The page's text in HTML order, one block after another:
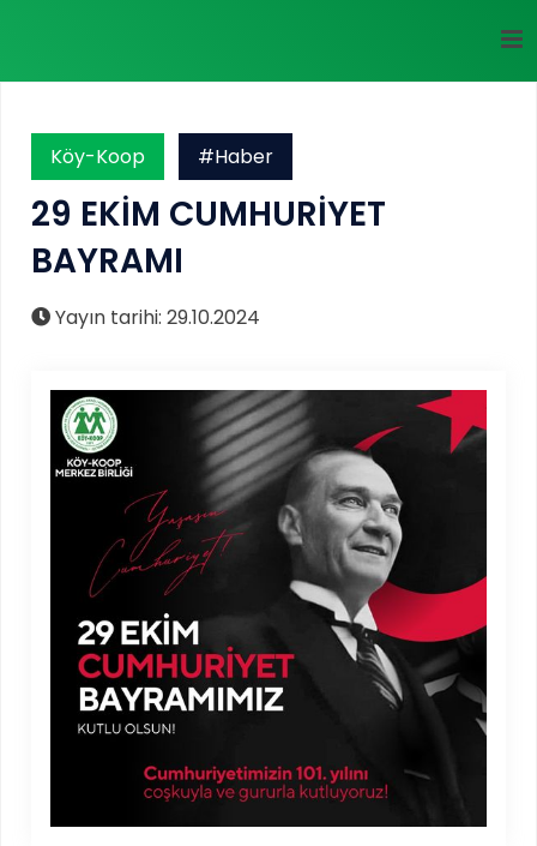
Köy-Koop #Haber
29 EKİM CUMHURİYET
BAYRAMI
Yayın tarihi: 29.10.2024